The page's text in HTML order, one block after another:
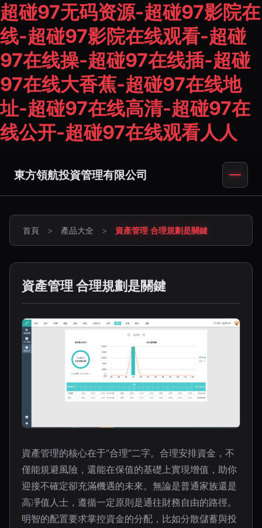
超碰97无码资源-超碰97影院在
线-超碰97影院在线观看-超碰
97在线操-超碰97在线插-超碰
97在线大香蕉-超碰97在线地
址-超碰97在线高清-超碰97在
线公开-超碰97在线观看人人
東方領航投資管理有限公司
首頁 > 產品大全 > 資產管理 合理規劃是關鍵
資產管理 合理規劃是關鍵
資產管理的核心在于“合理”二字。合理安排資金，不
僅能規避風險，還能在保值的基礎上實現增值，助你
迎接不確定卻充滿機遇的未來。無論是普通家族還是
高凈值人士，遵循一定原則是通往財務自由的路徑。
明智的配置要求掌控資金的分配，比如分散儲蓄與投